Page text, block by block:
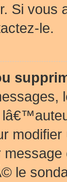
Si vous
le.
le